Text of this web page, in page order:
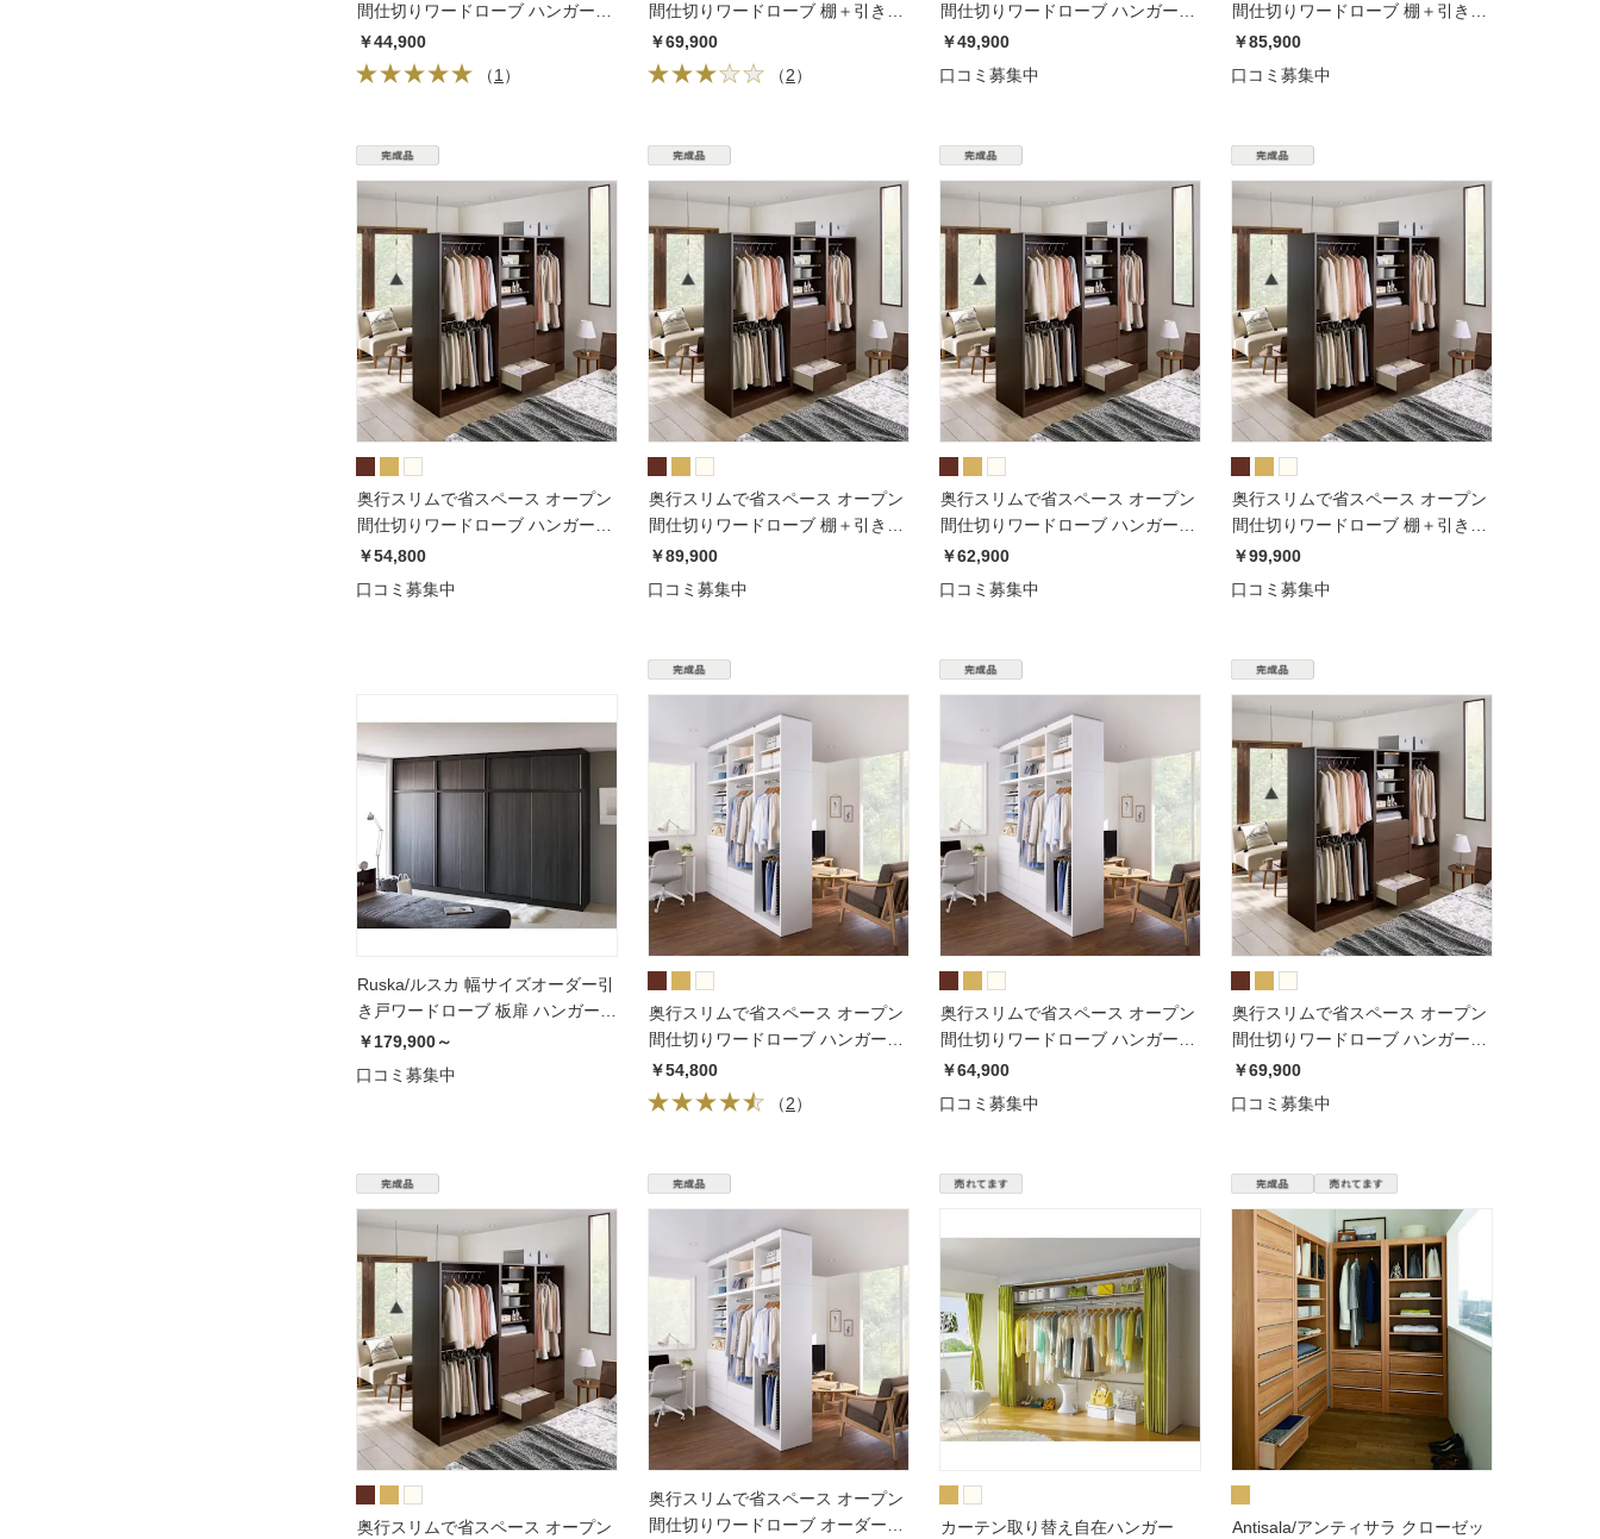
間仕切りワードローブ ハンガー2
段 幅60奥行44cm
￥44,900
（1 ）
間仕切りワードローブ 棚＋引き出
し4杯 幅60奥行44cm
￥69,900
（2）
間仕切りワードローブ ハンガー2
段 幅80奥行44cm
￥49,900
口コミ募集中
間仕切りワードローブ 棚＋引き出
し4杯 幅80奥行44cm
￥85,900
口コミ募集中
奥行スリムで省スペース オープン
間仕切りワードローブ ハンガー2
段 幅60奥行54cm
￥54,800
口コミ募集中
奥行スリムで省スペース オープン
間仕切りワードローブ 棚＋引き出
し4杯 幅60奥行54cm
￥89,900
口コミ募集中
奥行スリムで省スペース オープン
間仕切りワードローブ ハンガー2
段 幅80奥行54cm
￥62,900
口コミ募集中
奥行スリムで省スペース オープン
間仕切りワードローブ 棚＋引き出
し4杯 幅80奥行54cm
￥99,900
口コミ募集中
Ruska/ルスカ 幅サイズオーダー引
き戸ワードローブ 板扉 ハンガー4
本 幅100cm〜120cm
￥179,900～
口コミ募集中
奥行スリムで省スペース オープン
間仕切りワードローブ ハンガー1
段＋引き出し2杯 幅60奥行44cm
￥54,800
（2）
奥行スリムで省スペース オープン
間仕切りワードローブ ハンガー1
段＋引き出し2杯 幅80奥行44cm
￥64,900
口コミ募集中
奥行スリムで省スペース オープン
間仕切りワードローブ ハンガー1
段＋引き出し2杯 幅60奥行54cm
￥69,900
口コミ募集中
奥行スリムで省スペース オープン
奥行スリムで省スペース オープン
間仕切りワードローブ オーダー上
カーテン取り替え自在ハンガー Antisala/アンティサラ クローゼッ